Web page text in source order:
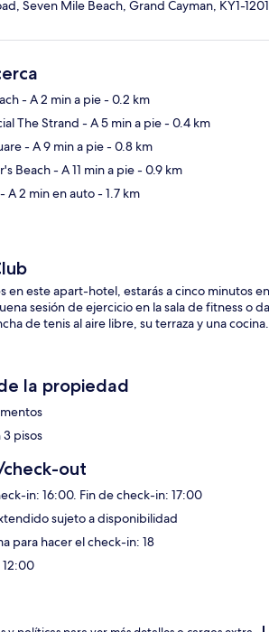
Seven Mile Beach, Grand Cayman, KY1-1201
- A 2 min a pie- 0.2 km
The Strand - A 5 min a pie- 0.4 km
- A 9 min a pie- 0.8 km
Beach- A 11 min a pie- 0.9 km
- A 2 min en auto- 1.7 km
en este apart-hotel, estarás a cinco minutos
sesión de ejercicio en la sala de fitness o
de tenis al aire libre, su terraza y una cocina.
la propiedad
3 pisos
out
in: 16:00. Fin de check-in: 17:00
sujeto a disponibilidad
para hacer el check-in: 18